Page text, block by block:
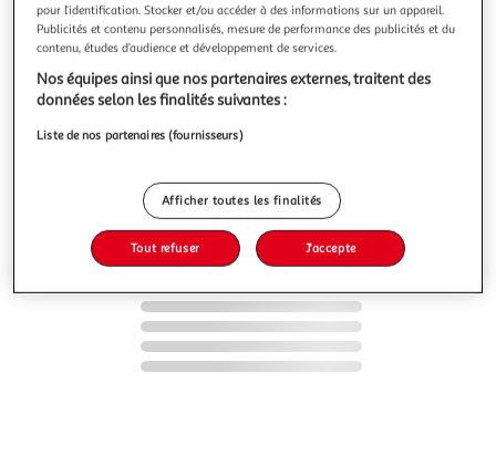
Choisir un magasin
Retrait 1h en magasin
Paiement en ligne ·Service offert
pour l’identification. Stocker et/ou accéder à des informations sur un appareil.
Publicités et contenu personnalisés, mesure de performance des publicités et du
contenu, études d’audience et développement de services.
Nos équipes ainsi que nos partenaires externes, traitent des
données selon les finalités suivantes :
Liste de nos partenaires (fournisseurs)
Afficher toutes les finalités
Tout refuser J'accepte